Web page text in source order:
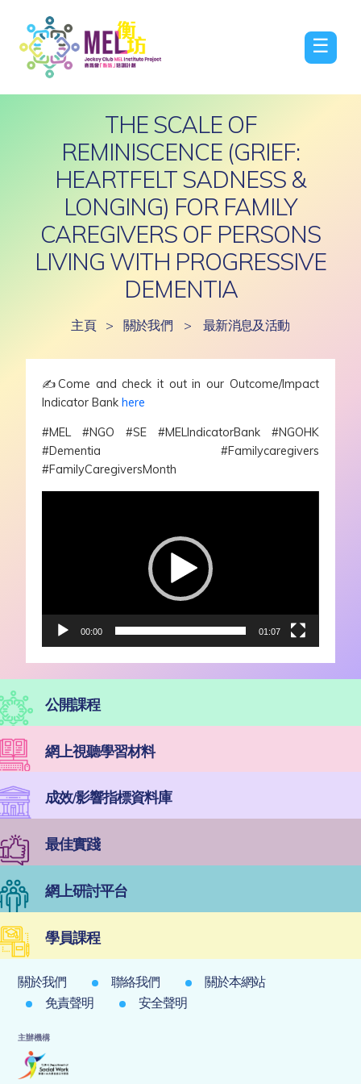
☰
THE SCALE OF
REMINISCENCE (GRIEF:
HEARTFELT SADNESS &
LONGING) FOR FAMILY
CAREGIVERS OF PERSONS
LIVING WITH PROGRESSIVE
DEMENTIA
主頁 > 關於我們 > 最新消息及活動
✍️Come and check it out in our Outcome/Impact
Indicator Bankhere
#MEL #NGO #SE #MELIndicatorBank #NGOHK
#Dementia #Familycaregivers
#FamilyCaregiversMonth
視
00:00 01:07
公開課程
網上視聽學習材料
成效/影響指標資料庫
最佳實踐
網上研討平台
學員課程
關於我們 聯絡我們
關於本網站
免責聲明
安全聲明
主辦機構